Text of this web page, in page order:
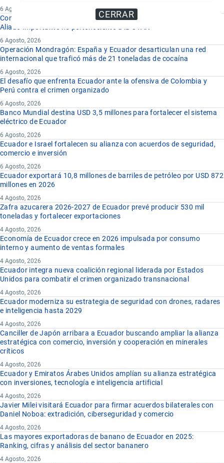
CERRAR
6 Agosto, 2026
Congresistas de EE. UU. proponen que Ecuador sea designado
Aliado Importante no perteneciente a la OTAN
6 Agosto, 2026
Operación Mondragón: España y Ecuador desarticulan una red
internacional que traficó más de 21 toneladas de cocaína
6 Agosto, 2026
El desafío que enfrenta Ecuador ante la ofensiva de Colombia y
Perú contra el crimen organizado
6 Agosto, 2026
Banco Mundial destina USD 3,5 millones para fortalecer el sistema
eléctrico de Ecuador
6 Agosto, 2026
Ecuador e Israel fortalecen su alianza con acuerdos de seguridad,
comercio e inversión
6 Agosto, 2026
Ecuador exportará 10,8 millones de barriles de petróleo por USD 872
millones en 2026
4 Agosto, 2026
Zafra azucarera 2026-2027 de Ecuador prevé producir 530 mil
toneladas y fortalecer exportaciones
4 Agosto, 2026
Economía de Ecuador crece en 2026 impulsada por consumo
interno y aumento de ventas formales
4 Agosto, 2026
Ecuador integra nueva coalición regional liderada por Estados
Unidos para combatir el crimen organizado transnacional
4 Agosto, 2026
Ecuador moderniza su estrategia de seguridad con drones, radares
e inteligencia hasta 2029
4 Agosto, 2026
Canciller de Japón arribara a Ecuador buscando ampliar la alianza
estratégica con comercio, inversión y cooperación en minerales
críticos
4 Agosto, 2026
Ecuador y Emiratos Árabes Unidos amplían su alianza estratégica
con inversiones, tecnología e inteligencia artificial
4 Agosto, 2026
Javier Milei visitará Ecuador para firmar acuerdos bilaterales con
Daniel Noboa: extradición, ciberseguridad y comercio
4 Agosto, 2026
Las mayores exportadoras de banano de Ecuador en 2025:
Ranking, cifras y análisis del sector bananero
4 Agosto, 2026